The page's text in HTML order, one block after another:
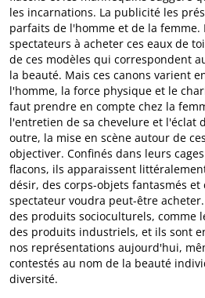
les incarnations. La publicité les
parfaits de l'homme et de la femme.
spectateurs à acheter ces eaux de
de ces modèles qui correspondent
la beauté. Mais ces canons varient
l'homme, la force physique et le
faut prendre en compte chez la
l'entretien de sa chevelure et l'éclat
outre, la mise en scène autour de
objectiver. Confinés dans leurs
flacons, ils apparaissent
désir, des corps-objets fantasmés et
spectateur voudra peut-être
des produits socioculturels, comme
des produits industriels, et ils sont
nos représentations aujourd'hui,
contestés au nom de la beauté
diversité.